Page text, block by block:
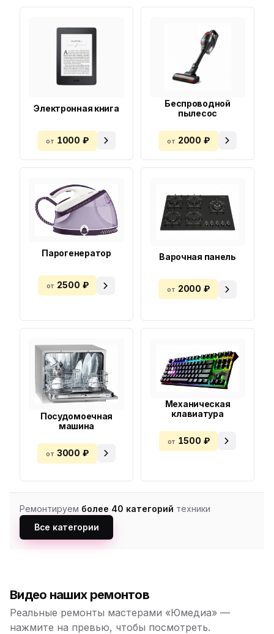
Электронная книга
от 1000 ₽
Беспроводной
пылесос
от 2000 ₽
Парогенератор
от 2500 ₽
Варочная панель
от 2000 ₽
Посудомоечная
машина
от 3000 ₽
Механическая
клавиатура
от 1500 ₽
Ремонтируем более 40 категорий техники
Все категории
Видео наших ремонтов
Реальные ремонты мастерами «Юмедиа» —
нажмите на превью, чтобы посмотреть.